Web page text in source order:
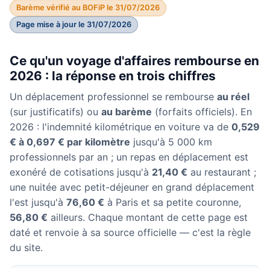
Barème vérifié au BOFiP le 31/07/2026
Page mise à jour le 31/07/2026
Ce qu'un voyage d'affaires rembourse en
2026 : la réponse en trois chiffres
Un déplacement professionnel se rembourse au réel
(sur justificatifs) ou au barème (forfaits officiels). En
2026 : l'indemnité kilométrique en voiture va de 0,529
€ à 0,697 € par kilomètre jusqu'à 5 000 km
professionnels par an ; un repas en déplacement est
exonéré de cotisations jusqu'à 21,40 € au restaurant ;
une nuitée avec petit-déjeuner en grand déplacement
l'est jusqu'à 76,60 € à Paris et sa petite couronne,
56,80 € ailleurs. Chaque montant de cette page est
daté et renvoie à sa source officielle — c'est la règle
du site.